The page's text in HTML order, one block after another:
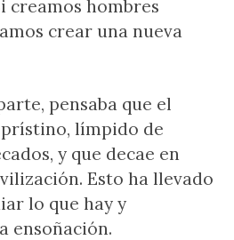
creamos hombres
crear una nueva
pensaba que el
límpido de
y que decae en
Esto ha llevado
lo que hay y
ensoñación.